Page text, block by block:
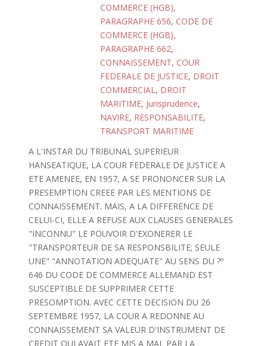
COMMERCE (HGB),
PARAGRAPHE 656, CODE DE
COMMERCE (HGB),
PARAGRAPHE 662,
CONNAISSEMENT, COUR
FEDERALE DE JUSTICE, DROIT
COMMERCIAL, DROIT
MARITIME, Jurisprudence,
NAVIRE, RESPONSABILITE,
TRANSPORT MARITIME
A L'INSTAR DU TRIBUNAL SUPERIEUR
HANSEATIQUE, LA COUR FEDERALE DE JUSTICE A
ETE AMENEE, EN 1957, A SE PRONONCER SUR LA
PRESEMPTION CREEE PAR LES MENTIONS DE
CONNAISSEMENT. MAIS, A LA DIFFERENCE DE
CELUI-CI, ELLE A REFUSE AUX CLAUSES GENERALES
"INCONNU" LE POUVOIR D'EXONERER LE
"TRANSPORTEUR DE SA RESPONSBILITE; SEULE
UNE" "ANNOTATION ADEQUATE" AU SENS DU ?º
646 DU CODE DE COMMERCE ALLEMAND EST
SUSCEPTIBLE DE SUPPRIMER CETTE
PRESOMPTION. AVEC CETTE DECISION DU 26
SEPTEMBRE 1957, LA COUR A REDONNE AU
CONNAISSEMENT SA VALEUR D'INSTRUMENT DE
CREDIT QUI AVAIT ETE MIS A MAL PAR LA